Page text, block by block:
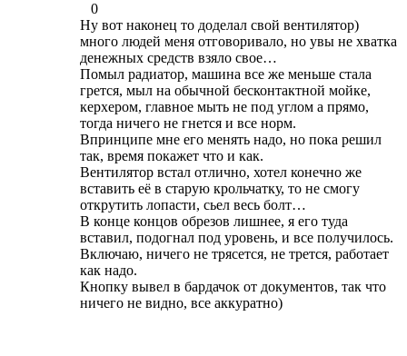
0
Ну вот наконец то доделал свой вентилятор)
много людей меня отговоривало, но увы не хватка
денежных средств взяло свое…
Помыл радиатор, машина все же меньше стала
грется, мыл на обычной бесконтактной мойке,
керхером, главное мыть не под углом а прямо,
тогда ничего не гнется и все норм.
Впринципе мне его менять надо, но пока решил
так, время покажет что и как.
Вентилятор встал отлично, хотел конечно же
вставить её в старую крольчатку, то не смогу
открутить лопасти, сьел весь болт…
В конце концов обрезов лишнее, я его туда
вставил, подогнал под уровень, и все получилось.
Включаю, ничего не трясется, не трется, работает
как надо.
Кнопку вывел в бардачок от документов, так что
ничего не видно, все аккуратно)